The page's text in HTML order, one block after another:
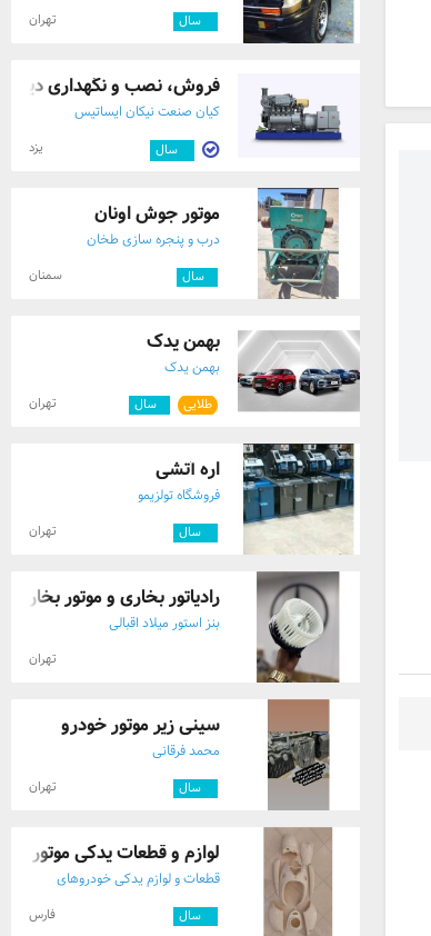
سال تهران
فروش، نصب و نگهداری دیزل
کیان صنعت نیکان ایساتیس
سال یزد
موتور جوش اونان
درب و پنجره سازی طخان
سال سمنان
بهمن یدک
بهمن یدک
طلایی سال تهران
اره آتشی
فروشگاه تولزیمو
سال تهران
رادیاتور بخاری و موتور بخاری
بنز استور میلاد اقبالی
تهران
سینی زیر موتور خودرو
محمد فرقانی
سال تهران
لوازم و قطعات یدکی موتور
قطعات و لوازم یدکی خودروهای
سال فارس